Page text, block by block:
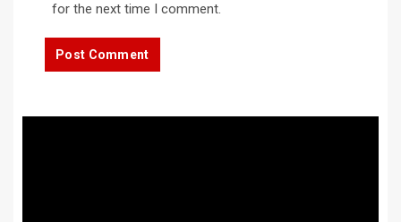
for the next time I comment.